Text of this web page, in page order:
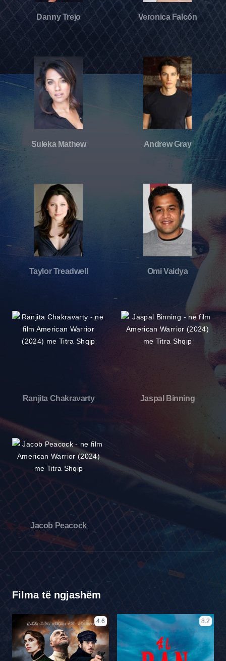
Danny Trejo Veronica Falcón
Suleka Mathew Andrew Gray
Taylor Treadwell Omi Vaidya
Ranjita Chakravarty Jaspal Binning
Jacob Peacock
Filma të ngjashëm
4.6 8.2